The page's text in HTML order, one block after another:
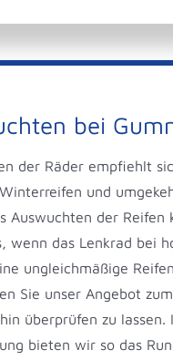
bei
der Räder empfiehlt
und
Auswuchten der Reifen
wenn das Lenkrad bei
ungleichmäßige
Sie unser Angebot
überprüfen zu lassen.
bieten wir so das